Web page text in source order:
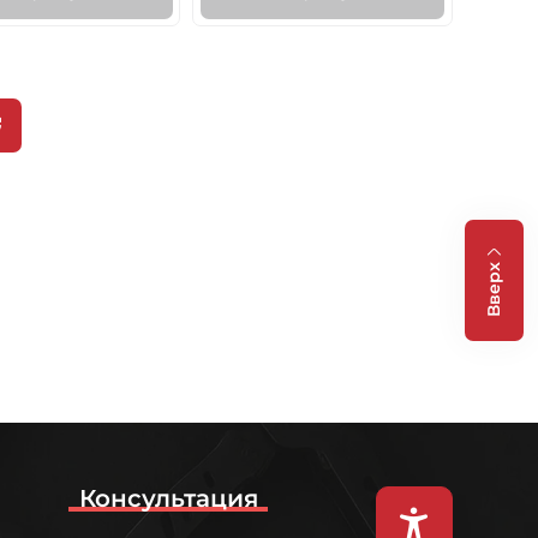
Вверх
Консультация